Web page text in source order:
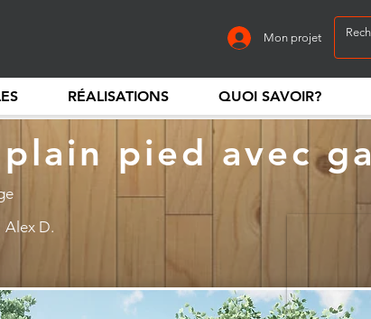
Mon projet
RÉALISATIONS QUOI SAVOIR?
pied avec
Alex D.